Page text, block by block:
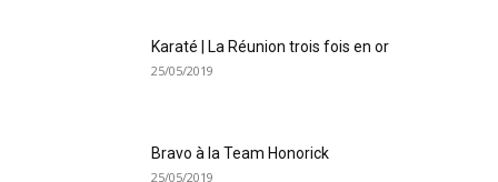
Karaté | La Réunion trois fois en or
25/05/2019
Bravo à la Team Honorick
25/05/2019